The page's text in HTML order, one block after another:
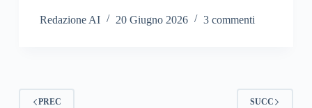
Redazione AI 20 Giugno 2026 3 commenti
PREC SUCC